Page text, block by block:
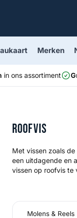
Merken
in ons assortiment
button
Roofvis
Met vissen zoals
een uitdagende en
vissen op roofvis te
Molens & Reels